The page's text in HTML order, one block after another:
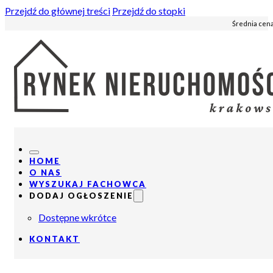
Przejdź do głównej treści Przejdź do stopki
Średnia
HOME
O NAS
WYSZUKAJ FACHOWCA
DODAJ OGŁOSZENIE
Dostępne wkrótce
KONTAKT